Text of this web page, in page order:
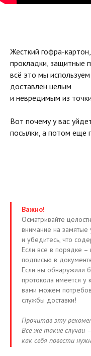
Жесткий гофра-
прокладки, защитные
всё это мы
доставлен целым
и невредимым из
Вот почему у вас
посылки, а потом еще
Важно!
Осматривайте
внимание на замятые
и убедитесь, что
Если все в порядке –
подписью в
Если вы обнаружили
протокола имеется у
вами можем
службы доставки!
Прочитав эту
Все же такие случаи
как себя повести